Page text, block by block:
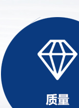
ED、XD、SD型铁芯